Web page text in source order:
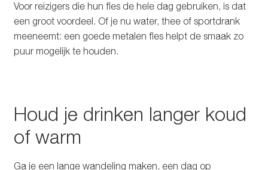
Voor reizigers die hun fles de hele dag gebruiken, is dat
een groot voordeel. Of je nu water, thee of sportdrank
meeneemt: een goede metalen fles helpt de smaak zo
puur mogelijk te houden.
Houd je drinken langer koud
of warm
Ga je een lange wandeling maken, een dag op